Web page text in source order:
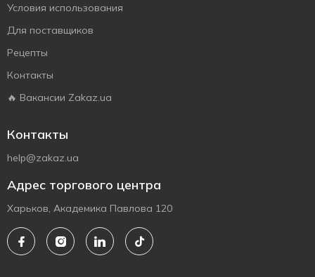
Условия использования
Для поставщиков
Рецепты
Контакты
🔥 Вакансии Zakaz.ua
Контакты
help@zakaz.ua
Адрес торгового центра
Харьков, Академика Павлова 120